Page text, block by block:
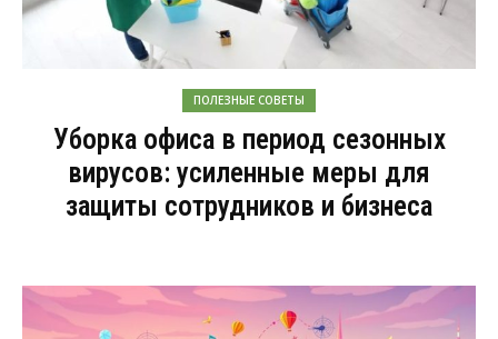
ПОЛЕЗНЫЕ СОВЕТЫ
Уборка офиса в период сезонных
вирусов: усиленные меры для
защиты сотрудников и бизнеса